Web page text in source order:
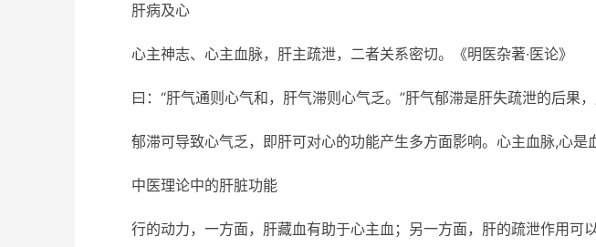
肝病及心
心主神志、心主血脉，肝主疏泄，二者关系密切。《明医杂著·医论》
曰：“肝气通则心气和，肝气滞则心气乏。”肝气郁滞是肝失疏泄的后果
郁滞可导致心气乏，即肝可对心的功能产生多方面影响。心主血脉,心是
中医理论中的肝脏功能
行的动力，一方面，肝藏血有助于心主血；另一方面，肝的疏泄作用可